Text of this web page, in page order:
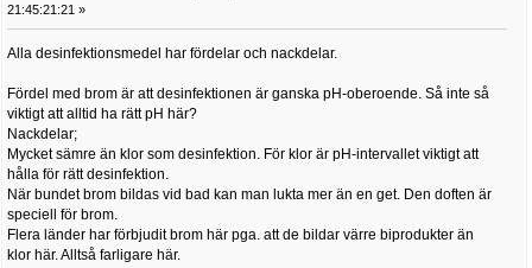
21:45:21:21 »
Alla desinfektionsmedel har fördelar och nackdelar.
Fördel med brom är att desinfektionen är ganska pH-oberoende. Så inte så
viktigt att alltid ha rätt pH här?
Nackdelar;
Mycket sämre än klor som desinfektion. För klor är pH-intervallet viktigt att
hålla för rätt desinfektion.
När bundet brom bildas vid bad kan man lukta mer än en get. Den doften är
speciell för brom.
Flera länder har förbjudit brom här pga. att de bildar värre biprodukter än
klor här. Alltså farligare här.